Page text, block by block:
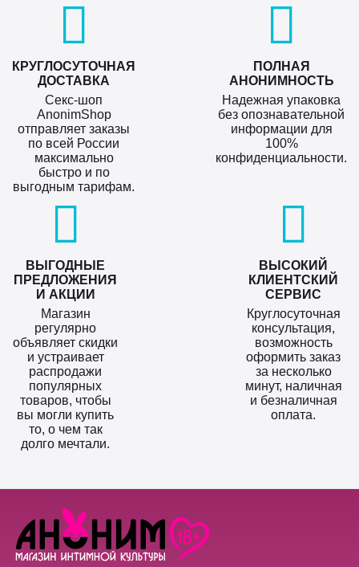
КРУГЛОСУТОЧНАЯ
ДОСТАВКА
Секс-шоп
AnonimShop
отправляет заказы
по всей России
максимально
быстро и по
выгодным тарифам.
ПОЛНАЯ
АНОНИМНОСТЬ
Надежная упаковка
без опознавательной
информации для
100%
конфиденциальности.
ВЫГОДНЫЕ
ПРЕДЛОЖЕНИЯ
И АКЦИИ
Магазин
регулярно
объявляет скидки
и устраивает
распродажи
популярных
товаров, чтобы
вы могли купить
то, о чем так
долго мечтали.
ВЫСОКИЙ
КЛИЕНТСКИЙ
СЕРВИС
Круглосуточная
консультация,
возможность
оформить заказ
за несколько
минут, наличная
и безналичная
оплата.